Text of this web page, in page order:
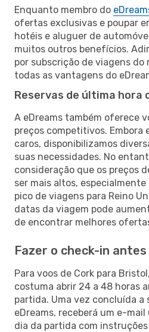
Enquanto membro do
ofertas exclusivas e poupar
hotéis e aluguer de
muitos outros benefícios.
por subscrição de viagens do
todas as vantagens do
Reservas de última hora
A eDreams também oferece
preços competitivos. Embora
caros, disponibilizamos
suas necessidades. No
consideração que os preços
ser mais altos,
pico de viagens para Reino
datas da viagem pode
de encontrar melhores
Fazer o check-in antes
Para voos de Cork para
costuma abrir 24 a 48 horas
partida. Uma vez concluída a
eDreams, receberá um e-
dia da partida com